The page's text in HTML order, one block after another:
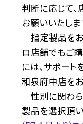
判断に応じて
お願いいたしま
指定製品を
ロ店舗でもご
には、サポー
和泉府中店をお
性別に関わら
製品を選択頂